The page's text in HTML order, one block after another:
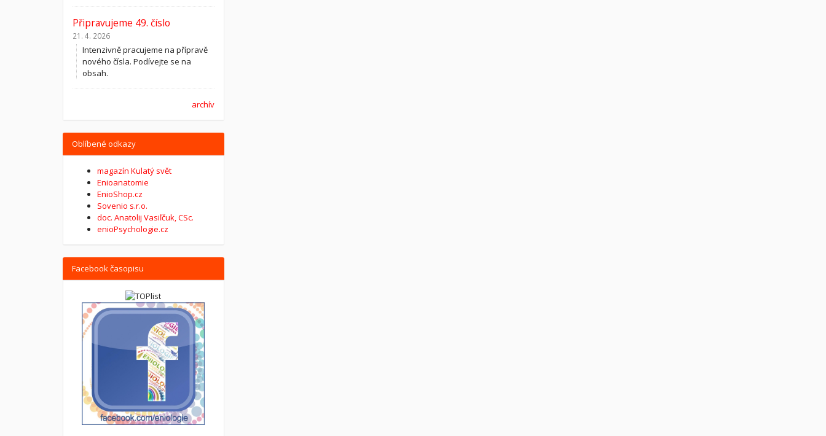
Připravujeme 49. číslo
21. 4. 2026
Intenzivně pracujeme na přípravě
nového čísla. Podívejte se na
obsah.
archív
Oblíbené odkazy
magazín Kulatý svět
Enioanatomie
EnioShop.cz
Sovenio s.r.o.
doc. Anatolij Vasiľčuk, CSc.
enioPsychologie.cz
Facebook časopisu